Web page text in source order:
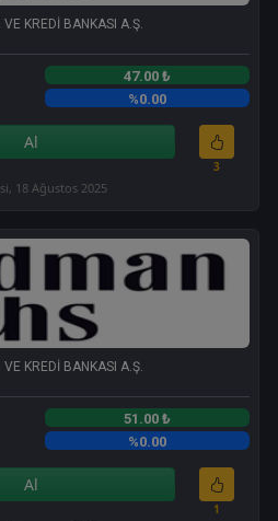
VE KREDİ BANKASI A.Ş.
47.00 ₺
%0.00
Al
3
18 Ağustos 2025
VE KREDİ BANKASI A.Ş.
51.00 ₺
%0.00
Al
1